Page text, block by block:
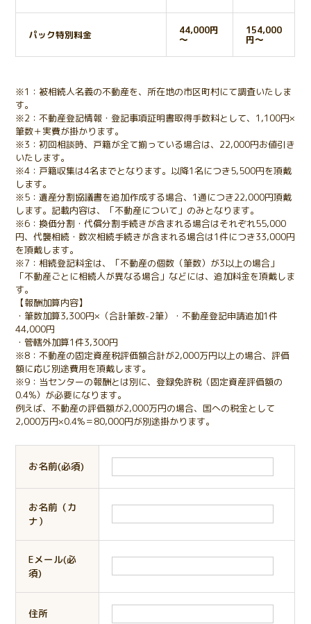
パック特別料金 44,000円
～
154,000
円～
※1：被相続人名義の不動産を、所在地の市区町村にて調査いたしま
す。
※2：不動産登記情報・登記事項証明書取得手数料として、1,100円×
筆数＋実費が掛かります。
※3：初回相談時、戸籍が全て揃っている場合は、22,000円お値引き
いたします。
※4：戸籍収集は4名までとなります。以降1名につき5,500円を頂戴
します。
※5：遺産分割協議書を追加作成する場合、1通につき22,000円頂戴
します。記載内容は、「不動産について」のみとなります。
※6：換価分割・代償分割手続きが含まれる場合はそれぞれ55,000
円、代襲相続・数次相続手続きが含まれる場合は1件につき33,000円
を頂戴します。
※7：相続登記料金は、「不動産の個数（筆数）が3以上の場合」
「不動産ごとに相続人が異なる場合」などには、追加料金を頂戴しま
す。
【報酬加算内容】
・筆数加算3,300円×（合計筆数-2筆）・不動産登記申請追加1件
44,000円
・管轄外加算1件3,300円
※8：不動産の固定資産税評価額合計が2,000万円以上の場合、評価
額に応じ別途費用を頂戴します。
※9：当センターの報酬とは別に、登録免許税（固定資産評価額の
0.4%）が必要になります。
例えば、不動産の評価額が2,000万円の場合、国への税金として
2,000万円×0.4%＝80,000円が別途掛かります。
お名前(必須)
お名前（カ
ナ）
Eメール(必
須)
住所